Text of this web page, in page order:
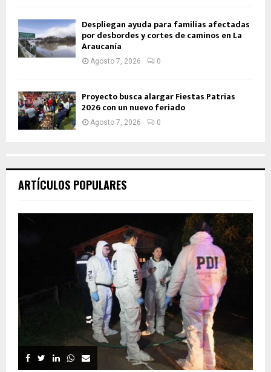
Despliegan ayuda para familias afectadas
por desbordes y cortes de caminos en La
Araucanía
Agosto 7, 2026 0
Proyecto busca alargar Fiestas Patrias
2026 con un nuevo feriado
Agosto 7, 2026 0
ARTÍCULOS POPULARES